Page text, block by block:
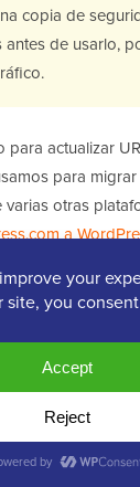
copia de
antes de usarlo,
para actualizar
para
otras
a
sobre URL
artículo te haya
las URLs de tu
interesar otros
URLs de